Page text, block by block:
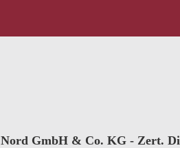
GmbH & Co. KG - Zert.